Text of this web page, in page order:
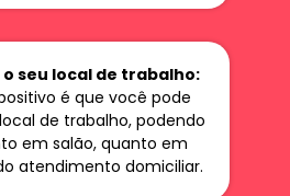
seu local de trabalho:
é que você pode
de trabalho, podendo
em salão, quanto em
atendimento domiciliar.